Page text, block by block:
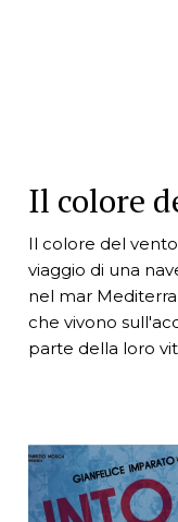
Il colore
Il colore del
viaggio di una
nel mar
che vivono
parte della loro